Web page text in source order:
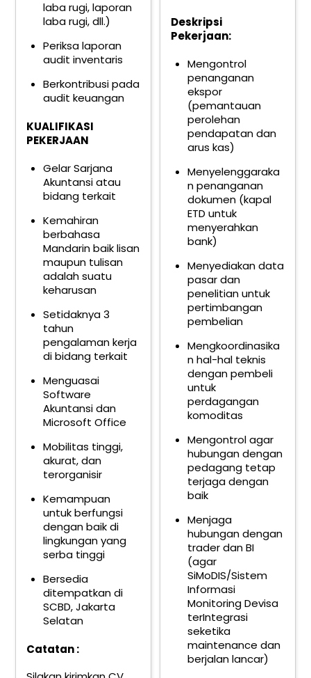
laba rugi, laporan
laba rugi, dll.)
Periksa laporan
audit inventaris
Berkontribusi pada
audit keuangan
KUALIFIKASI
PEKERJAAN
Gelar Sarjana
Akuntansi atau
bidang terkait
Kemahiran
berbahasa
Mandarin baik lisan
maupun tulisan
adalah suatu
keharusan
Setidaknya 3
tahun
pengalaman kerja
di bidang terkait
Menguasai
Software
Akuntansi dan
Microsoft Office
Mobilitas tinggi,
akurat, dan
terorganisir
Kemampuan
untuk berfungsi
dengan baik di
lingkungan yang
serba tinggi
Bersedia
ditempatkan di
SCBD, Jakarta
Selatan
Catatan :
Deskripsi
Pekerjaan:
Mengontrol
penanganan
ekspor
(pemantauan
perolehan
pendapatan dan
arus kas)
Menyelenggaraka
n penanganan
dokumen (kapal
ETD untuk
menyerahkan
bank)
Menyediakan data
pasar dan
penelitian untuk
pertimbangan
pembelian
Mengkoordinasika
n hal-hal teknis
dengan pembeli
untuk
perdagangan
komoditas
Mengontrol agar
hubungan dengan
pedagang tetap
terjaga dengan
baik
Menjaga
hubungan dengan
trader dan BI
(agar
SiMoDIS/Sistem
Informasi
Monitoring Devisa
terIntegrasi
seketika
maintenance dan
berjalan lancar)